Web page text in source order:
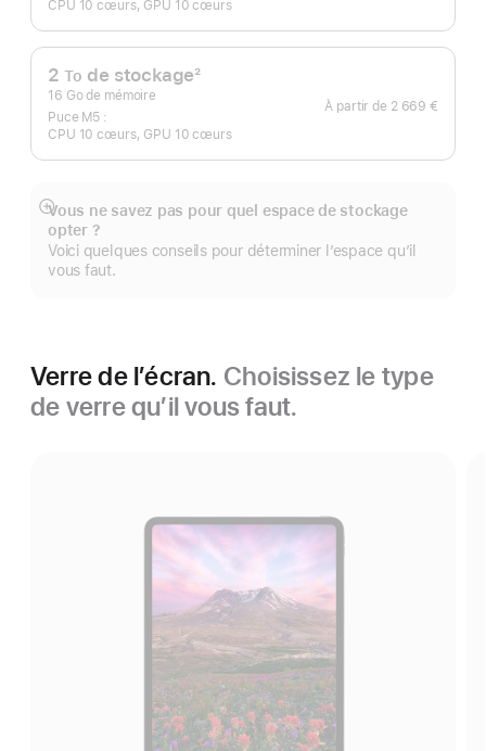
bas
de
CPU 10 cœurs, GPU 10 cœurs
2To de stockage
Note
de
bas
de
2
16 Go de mémoire
Puce M5 :
CPU 10 cœurs, GPU 10 cœurs
À partir de 2 669 €
Vous ne savez pas pour quel espace de stockage
opter ?
Voici quelques conseils pour déterminer l’espace qu’il
vous faut.
Afficher
plus
Verre de l’écran. Choisissez le type
de verre qu’il vous faut.